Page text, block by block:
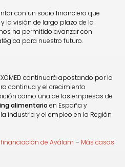
con un socio financiero que
la visión de largo plazo de la
ha permitido avanzar con
para nuestro futuro.
continuará apostando por la
continua y el crecimiento
como una de las empresas de
alimentario en España y
industria y el empleo en la Región
financiación de Aválam – Más casos